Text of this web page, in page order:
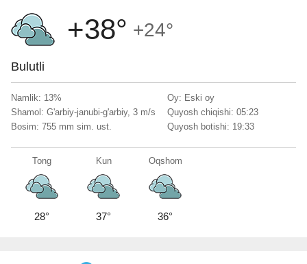
+38° +24°
Bulutli
Namlik: 13%
Shamol: G'arbiy-janubi-g'arbiy, 3 m/s
Bosim: 755 mm sim. ust.
Oy: Eski oy
Quyosh chiqishi: 05:23
Quyosh botishi: 19:33
Tong
28°
Kun
37°
Oqshom
36°